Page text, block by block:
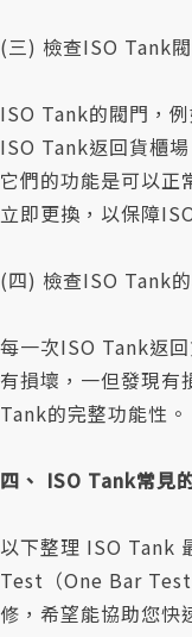
(三) 檢查ISO Tank
ISO Tank的閥門，
ISO Tank返回貨櫃
它們的功能是可以正
立即更換，以保障
(四) 檢查ISO Tank
每一次ISO Tank返
有損壞，一但發現有
Tank的完整功能性。
四、 ISO Tank常見
以下整理 ISO Tank
Test（One Bar
修，希望能協助您快